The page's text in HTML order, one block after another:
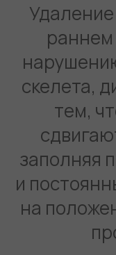
раннем
скелета,
тем,
заполняя
и
на